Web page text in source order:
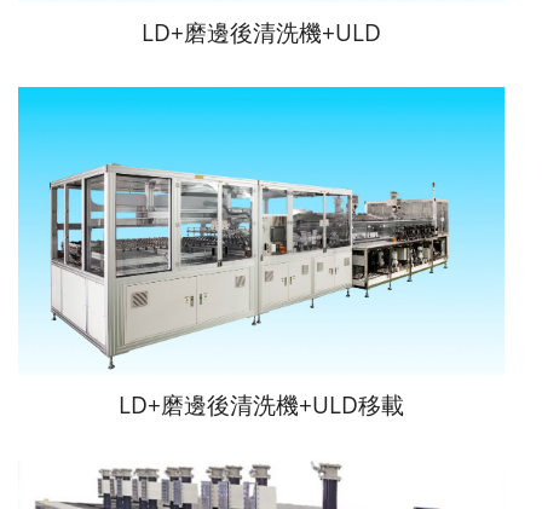
LD+磨邊後清洗機+ULD
LD+磨邊後清洗機+ULD移載